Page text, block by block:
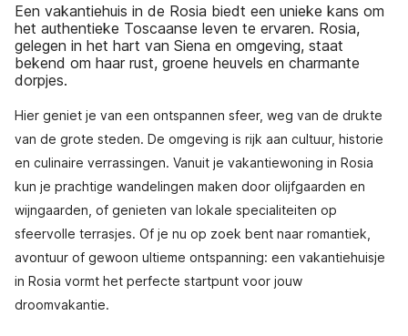
Een vakantiehuis in de Rosia biedt een unieke kans om
het authentieke Toscaanse leven te ervaren. Rosia,
gelegen in het hart van Siena en omgeving, staat
bekend om haar rust, groene heuvels en charmante
dorpjes.
Hier geniet je van een ontspannen sfeer, weg van de drukte
van de grote steden. De omgeving is rijk aan cultuur, historie
en culinaire verrassingen. Vanuit je vakantiewoning in Rosia
kun je prachtige wandelingen maken door olijfgaarden en
wijngaarden, of genieten van lokale specialiteiten op
sfeervolle terrasjes. Of je nu op zoek bent naar romantiek,
avontuur of gewoon ultieme ontspanning: een vakantiehuisje
in Rosia vormt het perfecte startpunt voor jouw
droomvakantie.